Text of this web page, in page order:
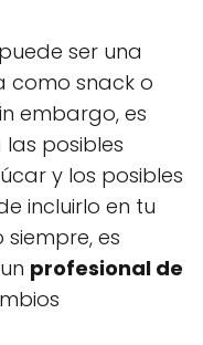
ser una
como snack o
embargo, es
posibles
y los posibles
incluirlo en tu
es
profesional de